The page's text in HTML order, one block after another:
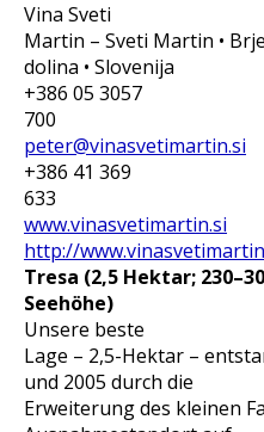
Vina Sveti
Martin – Sveti Martin •
dolina • Slovenija
+386 05 3057
700
peter@vinasvetimartin.si
+386 41 369
633
www.vinasvetimartin.si
http://
Tresa (2,5 Hektar;
Seehöhe)
Unsere beste
Lage – 2,5-Hektar –
und 2005 durch die
Erweiterung des kleinen